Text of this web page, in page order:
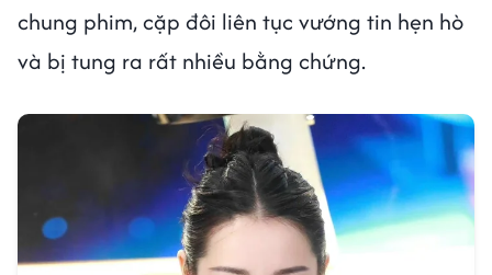
chung phim, cặp đôi liên tục vướng tin hẹn hò
và bị tung ra rất nhiều bằng chứng.